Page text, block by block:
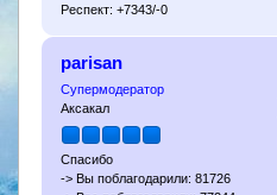
Респект: +7343/-0
parisan
Супермодератор
Аксакал
Спасибо
-> Вы поблагодарили: 81726